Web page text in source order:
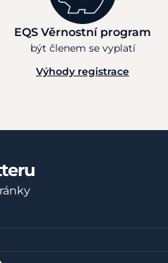
EQS Věrnostní program
být členem se vyplatí
Výhody registrace